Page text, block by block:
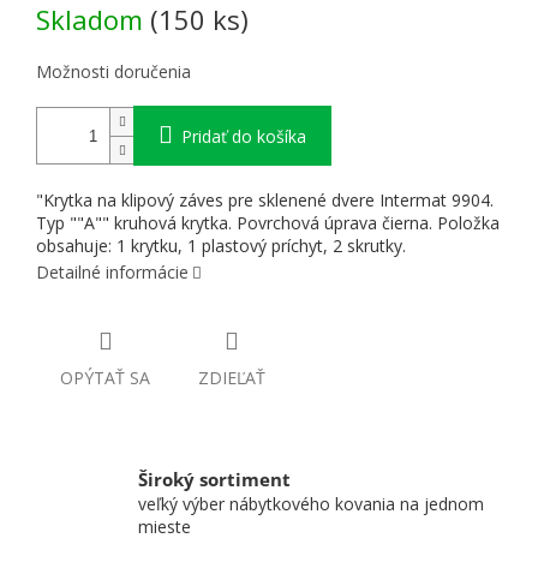
Skladom (150 ks)
Možnosti doručenia
Pridať do košíka
"Krytka na klipový záves pre sklenené dvere Intermat 9904.
Typ ""A"" kruhová krytka. Povrchová úprava čierna. Položka
obsahuje: 1 krytku, 1 plastový príchyt, 2 skrutky.
Detailné informácie
OPÝTAŤ SA ZDIEĽAŤ
Široký sortiment
veľký výber nábytkového kovania na jednom
mieste